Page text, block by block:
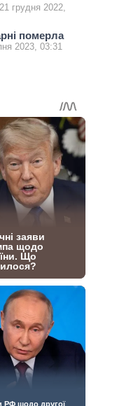
21 грудня 2022,
померла
2023, 03:31